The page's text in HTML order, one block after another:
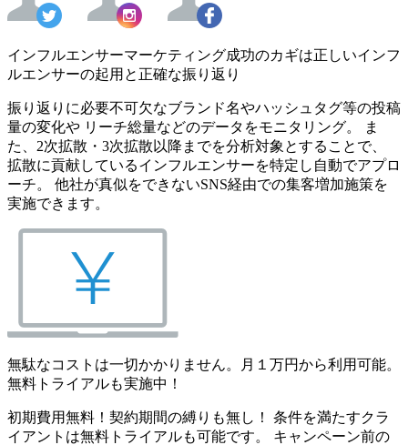
インフルエンサーマーケティング成功のカギは正しいインフ
ルエンサーの起用と正確な振り返り
振り返りに必要不可欠なブランド名やハッシュタグ等の投稿
量の変化や リーチ総量などのデータをモニタリング。 ま
た、2次拡散・3次拡散以降までを分析対象とすることで、
拡散に貢献しているインフルエンサーを特定し自動でアプロ
ーチ。 他社が真似をできないSNS経由での集客増加施策を
実施できます。
無駄なコストは一切かかりません。月１万円から利用可能。
無料トライアルも実施中！
初期費用無料！契約期間の縛りも無し！ 条件を満たすクラ
イアントは無料トライアルも可能です。 キャンペーン前の